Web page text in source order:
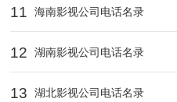
11 海南影视公司电话名录
12 湖南影视公司电话名录
13 湖北影视公司电话名录